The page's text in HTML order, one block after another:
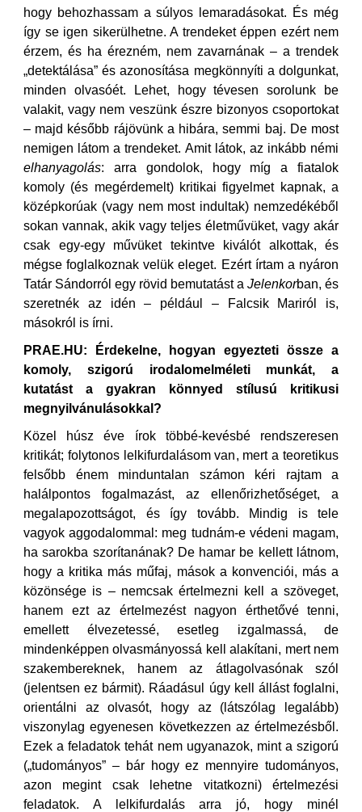
hogy behozhassam a súlyos lemaradásokat. És még
így se igen sikerülhetne. A trendeket éppen ezért nem
érzem, és ha érezném, nem zavarnának – a trendek
„detektálása” és azonosítása megkönnyíti a dolgunkat,
minden olvasóét. Lehet, hogy tévesen sorolunk be
valakit, vagy nem veszünk észre bizonyos csoportokat
– majd később rájövünk a hibára, semmi baj. De most
nemigen látom a trendeket. Amit látok, az inkább némi
elhanyagolás: arra gondolok, hogy míg a fiatalok
komoly (és megérdemelt) kritikai figyelmet kapnak, a
középkorúak (vagy nem most indultak) nemzedékéből
sokan vannak, akik vagy teljes életművüket, vagy akár
csak egy-egy művüket tekintve kiválót alkottak, és
mégse foglalkoznak velük eleget. Ezért írtam a nyáron
Tatár Sándorról egy rövid bemutatást a Jelenkorban, és
szeretnék az idén – például – Falcsik Mariról is,
másokról is írni.
PRAE.HU: Érdekelne, hogyan egyezteti össze a
komoly, szigorú irodalomelméleti munkát, a
kutatást a gyakran könnyed stílusú kritikusi
megnyilvánulásokkal?
Közel húsz éve írok többé-kevésbé rendszeresen
kritikát; folytonos lelkifurdalásom van, mert a teoretikus
felsőbb énem minduntalan számon kéri rajtam a
halálpontos fogalmazást, az ellenőrizhetőséget, a
megalapozottságot, és így tovább. Mindig is tele
vagyok aggodalommal: meg tudnám-e védeni magam,
ha sarokba szorítanának? De hamar be kellett látnom,
hogy a kritika más műfaj, mások a konvenciói, más a
közönsége is – nemcsak értelmezni kell a szöveget,
hanem ezt az értelmezést nagyon érthetővé tenni,
emellett élvezetessé, esetleg izgalmassá, de
mindenképpen olvasmányossá kell alakítani, mert nem
szakembereknek, hanem az átlagolvasónak szól
(jelentsen ez bármit). Ráadásul úgy kell állást foglalni,
orientálni az olvasót, hogy az (látszólag legalább)
viszonylag egyenesen következzen az értelmezésből.
Ezek a feladatok tehát nem ugyanazok, mint a szigorú
(„tudományos” – bár hogy ez mennyire tudományos,
azon megint csak lehetne vitatkozni) értelmezési
feladatok. A lelkifurdalás arra jó, hogy minél